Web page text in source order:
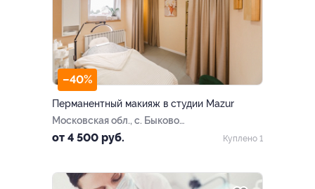
–40%
Перманентный макияж в студии Mazur
Московская обл., с. Быково,
Колхозная ул., стр. 33а
от 4 500 руб. Куплено 1